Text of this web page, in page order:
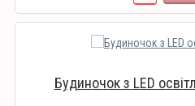
Будиночок з LED